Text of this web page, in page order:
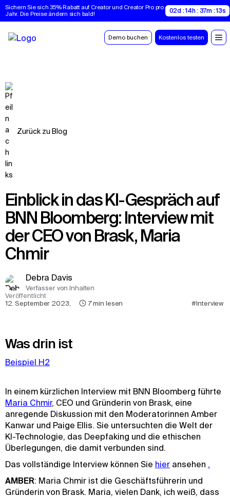
Sichern Sie sich 35% Rabatt auf Creator und Creator Pro pro
Jahr. Die Preise ändern sich bald!
02d : 14h : 37m : 12s
Demo buchen Kostenlos testen
Zurück zu Blog
Einblick in das KI-Gespräch auf
BNN Bloomberg: Interview mit
der CEO von Brask, Maria
Chmir
Debra Davis
Verfasser von Inhalten
Veröffentlicht
12. September 2023, 7 min lesen #Interview
Was drin ist
Beispiel H2
In einem kürzlichen Interview mit BNN Bloomberg führte
Maria Chmir, CEO und Gründerin von Brask, eine
anregende Diskussion mit den Moderatorinnen Amber
Kanwar und Paige Ellis. Sie untersuchten die Welt der
KI-Technologie, das Deepfaking und die ethischen
Überlegungen, die damit verbunden sind.
Das vollständige Interview können Sie hier ansehen .
AMBER: Maria Chmir ist die Geschäftsführerin und
Gründerin von Brask. Maria, vielen Dank, ich weiß, dass